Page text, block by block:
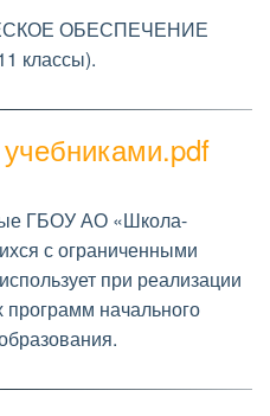
ОБЕСПЕЧЕНИЕ
классы).
ГБОУ АО «Школа-
с ограниченными
при реализации
начального